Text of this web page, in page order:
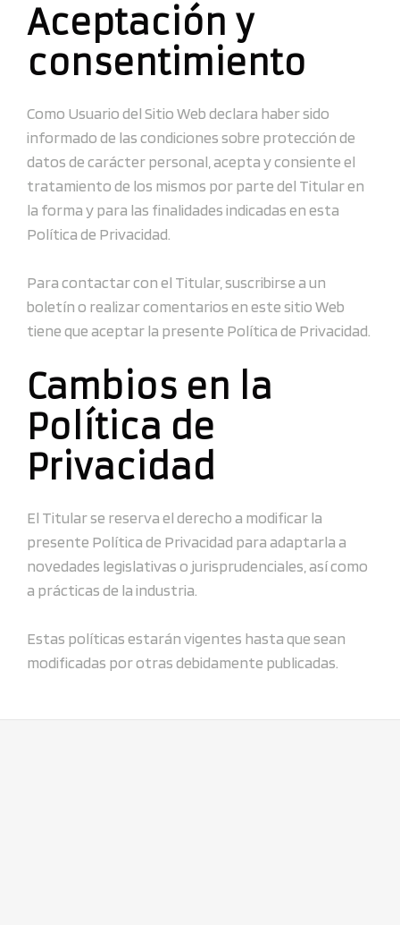
Aceptación y
consentimiento
Como Usuario del Sitio Web declara haber sido
informado de las condiciones sobre protección de
datos de carácter personal, acepta y consiente el
tratamiento de los mismos por parte del Titular en
la forma y para las finalidades indicadas en esta
Política de Privacidad.
Para contactar con el Titular, suscribirse a un
boletín o realizar comentarios en este sitio Web
tiene que aceptar la presente Política de Privacidad.
Cambios en la
Política de
Privacidad
El Titular se reserva el derecho a modificar la
presente Política de Privacidad para adaptarla a
novedades legislativas o jurisprudenciales, así como
a prácticas de la industria.
Estas políticas estarán vigentes hasta que sean
modificadas por otras debidamente publicadas.